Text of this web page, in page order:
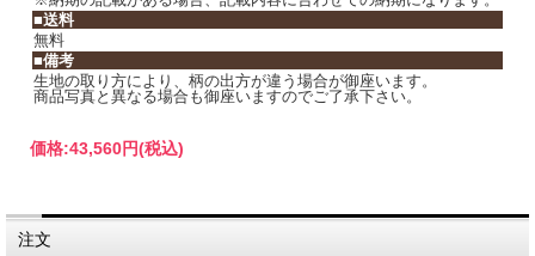
■送料
無料
■備考
生地の取り方により、柄の出方が違う場合が御座います。
商品写真と異なる場合も御座いますのでご了承下さい。
価格:43,560円(税込)
注文